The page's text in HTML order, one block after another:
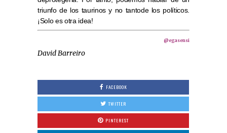
triunfo de los taurinos y no tantode los políticos.
¡Solo es otra idea!
@egasensi
David Barreiro
FACEBOOK
TWITTER
PINTEREST